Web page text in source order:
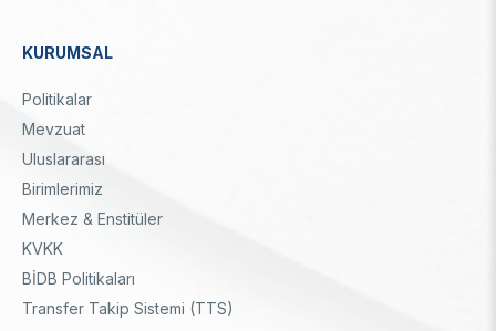
Dipnot
KURUMSAL
Politikalar
Mevzuat
Uluslararası
Birimlerimiz
Merkez & Enstitüler
KVKK
BİDB Politikaları
Transfer Takip Sistemi (TTS)